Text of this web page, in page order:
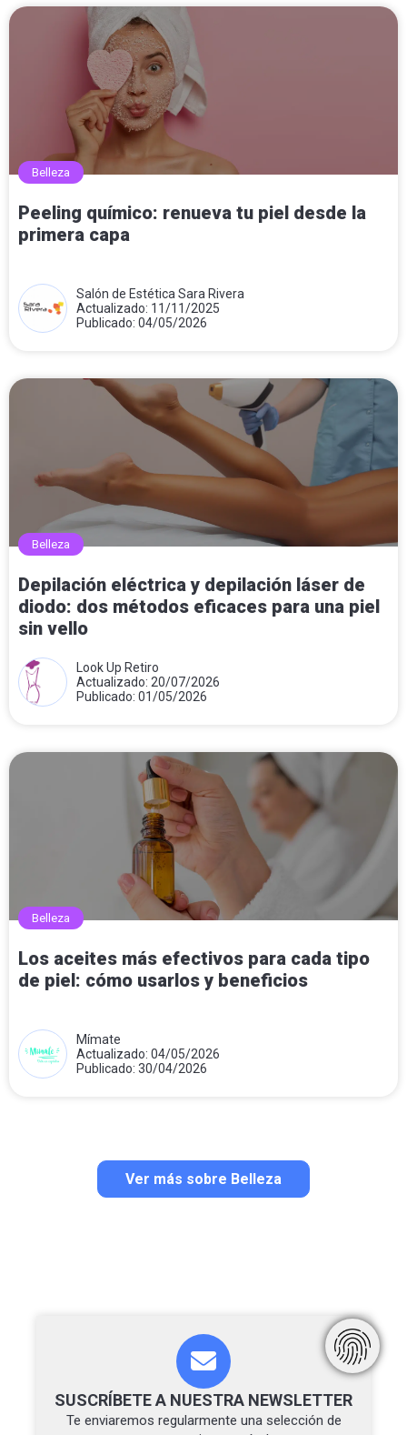
Belleza
Peeling químico: renueva tu piel desde la
primera capa
Salón de Estética Sara Rivera
Actualizado: 11/11/2025
Publicado: 04/05/2026
Belleza
Depilación eléctrica y depilación láser de
diodo: dos métodos eficaces para una piel
sin vello
Look Up Retiro
Actualizado: 20/07/2026
Publicado: 01/05/2026
Belleza
Los aceites más efectivos para cada tipo
de piel: cómo usarlos y beneficios
Mímate
Actualizado: 04/05/2026
Publicado: 30/04/2026
Ver más sobre Belleza
SUSCRÍBETE A NUESTRA NEWSLETTER
Te enviaremos regularmente una selección de